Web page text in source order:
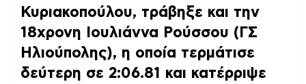
Κυριακοπούλου, τράβηξε και την
18χρονη Ιουλιάννα Ρούσσου (ΓΣ
Ηλιούπολης), η οποία τερμάτισε
δεύτερη σε 2:06.81 και κατέρριψε